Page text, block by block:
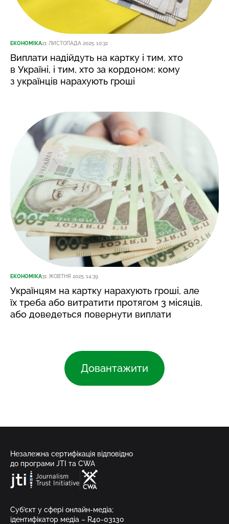
ЕКОНОМІКА21 ЛИСТОПАДА 2025, 10:32
Виплати надійдуть на картку і тим, хто
в Україні, і тим, хто за кордоном: кому
з українців нарахують гроші
ЕКОНОМІКА31 ЖОВТНЯ 2025, 14:39
Українцям на картку нарахують гроші, але
їх треба або витратити протягом 3 місяців,
або доведеться повернути виплати
Довантажити
Незалежна сертифікація відповідно
до програми JTI та CWA
Суб’єкт у сфері онлайн-медіа;
ідентифікатор медіа – R40-03130